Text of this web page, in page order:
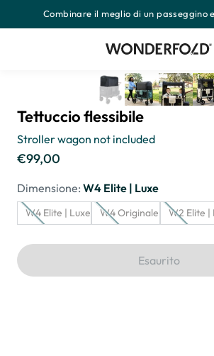
Passa
al
Combinare il meglio di un passeggino
Tettuccio flessibile
Stroller wagon not included
Prezzo
listino
€99,00
Dimensione: W4 Elite | Luxe
W4 Elite | Luxe W4 Originale W2 Elite |
Esaurito